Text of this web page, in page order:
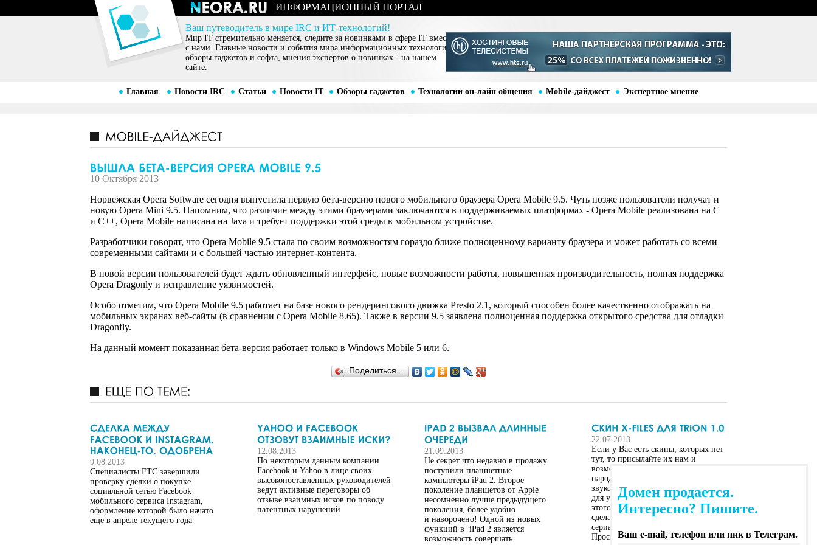
ИНФОРМАЦИОННЫЙ ПОРТАЛ
Ваш путеводитель в мире IRC и ИТ-технологий!
Мир IT стремительно меняется, следите за новинками в сфере IT вместе
с нами. Главные новости и события мира информационных технологий,
обзоры гаджетов и софта, мнения экспертов о новинках - на нашем
сайте.
Главная Новости IRC Статьи Новости IT Обзоры гаджетов Технологии он-лайн общения Mobile-дайджест Экспертное мнение
10 Октября 2013
Норвежская Opera Software сегодня выпустила первую бета-версию нового мобильного браузера Opera Mobile 9.5. Чуть позже пользователи получат и
новую Opera Mini 9.5. Напомним, что различие между этими браузерами заключаются в поддерживаемых платформах - Opera Mobile реализована на С
и С++, Opera Mobile написана на Java и требует поддержки этой среды в мобильном устройстве.
Разработчики говорят, что Opera Mobile 9.5 стала по своим возможностям гораздо ближе полноценному варианту браузера и может работать со всеми
современными сайтами и с большей частью интернет-контента.
В новой версии пользователей будет ждать обновленный интерфейс, новые возможности работы, повышенная производительность, полная поддержка
Opera Dragonly и исправление уязвимостей.
Особо отметим, что Opera Mobile 9.5 работает на базе нового рендерингового движка Presto 2.1, который способен более качественно отображать на
мобильных экранах веб-сайты (в сравнении с Opera Mobile 8.65). Также в версии 9.5 заявлена полноценная поддержка открытого средства для отладки
Dragonfly.
На данный момент показанная бета-версия работает только в Windows Mobile 5 или 6.
Поделиться…
9.08.2013
Специалисты FTC завершили
проверку сделки о покупке
социальной сетью Facebook
мобильного сервиса Instagram,
оформление которой было начато
еще в апреле текущего года
12.08.2013
По некоторым данным компании
Facebook и Yahoo в лице своих
высокопоставленных руководителей
ведут активные переговоры об
отзыве взаимных исков по поводу
патентных нарушений
21.09.2013
Не секрет что недавно в продажу
поступили планшетные
компьютеры iPad 2. Второе
поколение планшетов от Apple
несомненно лучше предыдущего
поколения, более удобно
и наворочено! Одной из новых
функций в iPad 2 является
возможность совершать
22.07.2013
Если у Вас есть скины, которых нет
тут, то присылайте их нам и
возможно они будут оценены
народом. Не забывайте включать
звуковое сопровождение к скинам
для усиления их эффекта. Автор
этого скина - Act of violence. Скин
сделан по мотивам популярного
сериала "Секретные материалы".
Просто распакуйте этот архив в
Домен продается.
Интересно? Пишите.
Ваш e-mail, телефон или ник в Телеграм.